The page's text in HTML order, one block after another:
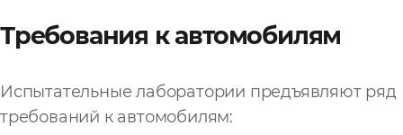
Требования к автомобилям
Испытательные лаборатории предъявляют ряд
требований к автомобилям:
Запросить расчёт